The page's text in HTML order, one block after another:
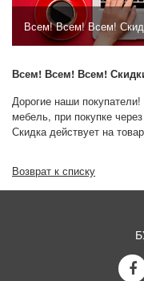
Всем! Всем! Всем!
Всем! Всем! Всем!
Дорогие наши
мебель, при покупке
Скидка действует на
Возврат к списку